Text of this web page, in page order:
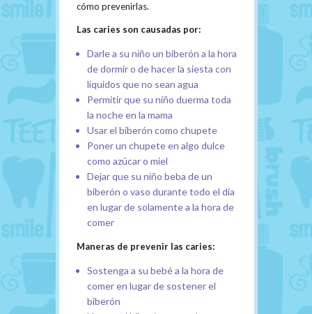
cómo prevenirlas.
Las caries son causadas por:
Darle a su niño un biberón a la hora
de dormir o de hacer la siesta con
líquidos que no sean agua
Permitir que su niño duerma toda
la noche en la mama
Usar el biberón como chupete
Poner un chupete en algo dulce
como azúcar o miel
Dejar que su niño beba de un
biberón o vaso durante todo el día
en lugar de solamente a la hora de
comer
Maneras de prevenir las caries:
Sostenga a su bebé a la hora de
comer en lugar de sostener el
biberón